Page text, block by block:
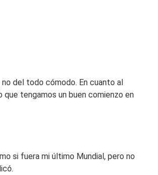
del todo cómodo. En cuanto al
que tengamos un buen comienzo en
si fuera mi último Mundial, pero no